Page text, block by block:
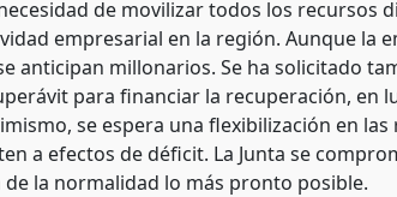
de movilizar todos los recursos
empresarial en la región. Aunque la
anticipan millonarios. Se ha solicitado
para financiar la recuperación, en
se espera una flexibilización en
a efectos de déficit. La Junta se
la normalidad lo más pronto posible.